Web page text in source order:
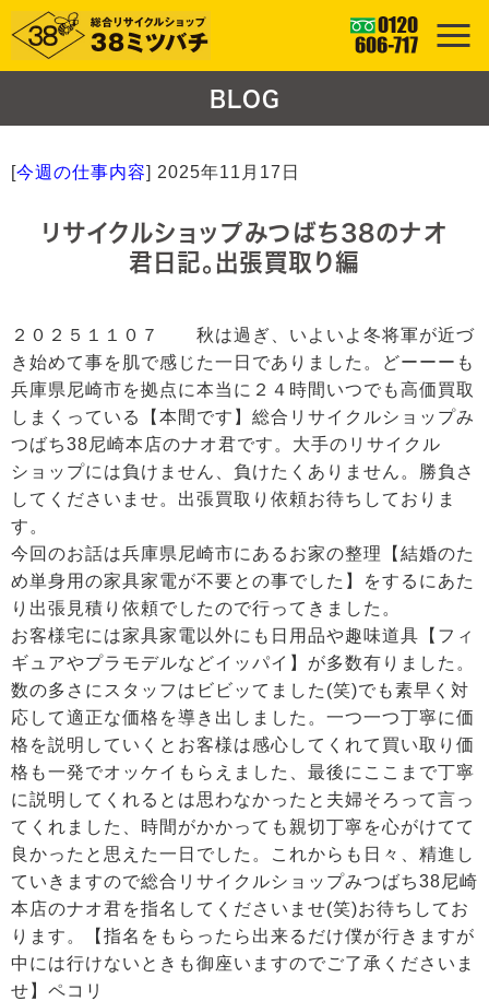
BLOG
[今週の仕事内容] 2025年11月17日
リサイクルショップみつばち38のナオ
君日記。出張買取り編
２０２５１１０７ 秋は過ぎ、いよいよ冬将軍が近づ
き始めて事を肌で感じた一日でありました。どーーーも
兵庫県尼崎市を拠点に本当に２４時間いつでも高価買取
しまくっている【本間です】総合リサイクルショップみ
つばち38尼崎本店のナオ君です。大手のリサイクル
ショップには負けません、負けたくありません。勝負さ
してくださいませ。出張買取り依頼お待ちしておりま
す。
今回のお話は兵庫県尼崎市にあるお家の整理【結婚のた
め単身用の家具家電が不要との事でした】をするにあた
り出張見積り依頼でしたので行ってきました。
お客様宅には家具家電以外にも日用品や趣味道具【フィ
ギュアやプラモデルなどイッパイ】が多数有りました。
数の多さにスタッフはビビッてました(笑)でも素早く対
応して適正な価格を導き出しました。一つ一つ丁寧に価
格を説明していくとお客様は感心してくれて買い取り価
格も一発でオッケイもらえました、最後にここまで丁寧
に説明してくれるとは思わなかったと夫婦そろって言っ
てくれました、時間がかかっても親切丁寧を心がけてて
良かったと思えた一日でした。これからも日々、精進し
ていきますので総合リサイクルショップみつばち38尼崎
本店のナオ君を指名してくださいませ(笑)お待ちしてお
ります。【指名をもらったら出来るだけ僕が行きますが
中には行けないときも御座いますのでご了承くださいま
せ】ペコリ